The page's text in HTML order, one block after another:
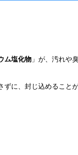
ム塩化物 」が、汚れや
に、封じ込めることが